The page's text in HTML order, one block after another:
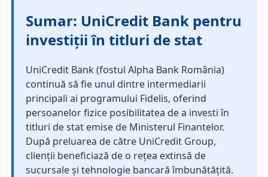
Sumar: UniCredit Bank pentru
investiții în titluri de stat
UniCredit Bank (fostul Alpha Bank România)
continuă să fie unul dintre intermediarii
principali ai programului Fidelis, oferind
persoanelor fizice posibilitatea de a investi în
titluri de stat emise de Ministerul Finantelor.
După preluarea de către UniCredit Group,
clienții beneficiază de o rețea extinsă de
sucursale și tehnologie bancară îmbunătățită.